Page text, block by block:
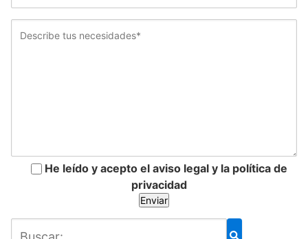
He leído y acepto el aviso legal y la política de
privacidad